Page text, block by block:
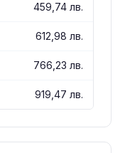
459,74 лв.
612,98 лв.
766,23 лв.
919,47 лв.